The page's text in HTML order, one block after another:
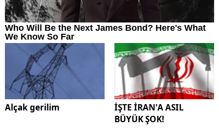
Alçak gerilim
İŞTE İRAN'A ASIL
BÜYÜK ŞOK!